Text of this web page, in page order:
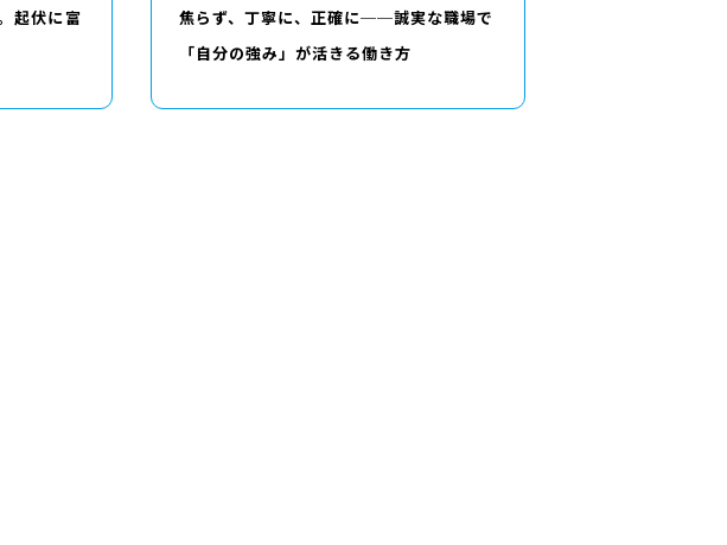
起伏に富
焦らず、丁寧に、正確に──誠実な職場で
「自分の強み」が活きる働き方